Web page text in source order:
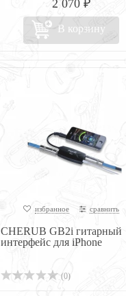
2 070 ₽
В корзину
избранное сравнить
CHERUB GB2i гитарный
интерфейс для iPhone
(0)